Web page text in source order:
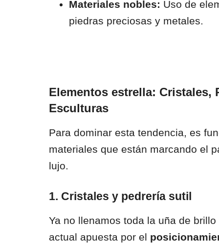
Materiales nobles: Uso de
piedras preciosas y metales.
Elementos estrella: Cristales,
Esculturas
Para dominar esta tendencia, es
materiales que están marcando el
lujo.
1. Cristales y pedrería sutil
Ya no llenamos toda la uña de
actual apuesta por el